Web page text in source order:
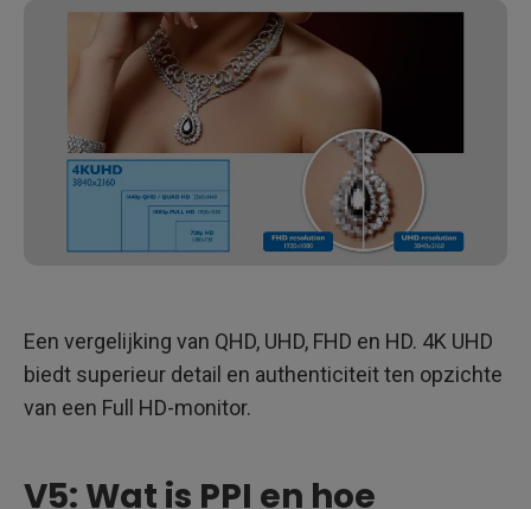
Een vergelijking van QHD, UHD, FHD en HD. 4K UHD
biedt superieur detail en authenticiteit ten opzichte
van een Full HD-monitor.
V5: Wat is PPI en hoe